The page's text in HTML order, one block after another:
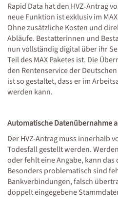
Rapid Data hat den HVZ‑Antrag
neue Funktion ist exklusiv im
Ohne zusätzliche Kosten und
Abläufe. Bestatterinnen und
nun vollständig digital über ihr
Teil des MAX Paketes ist. Die
den Rentenservice der
ist so gestaltet, dass er im
werden kann.
Automatische Datenübernahme
Der HVZ-Antrag muss innerhalb
Todesfall gestellt werden.
oder fehlt eine Angabe, kann
Besonders problematisch sind
Bankverbindungen, falsch
doppelt eingegebene